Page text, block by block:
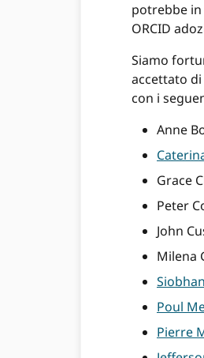
potrebbe
ORCID
Siamo
accettato di
con i
Anne
Grace
Peter
John
Milena
Poul
Pierre